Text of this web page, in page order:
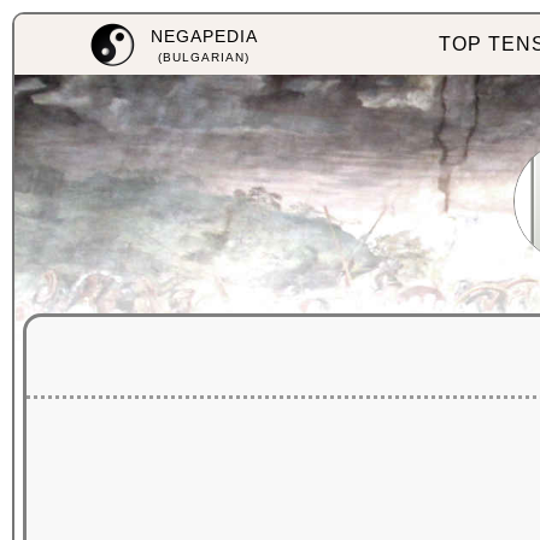
NEGAPEDIA
(BULGARIAN)
TOP